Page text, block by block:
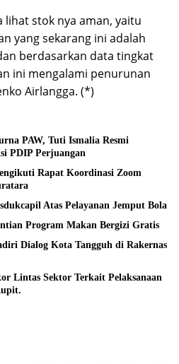
lihat stok nya aman, yaitu
yang sekarang ini adalah
berdasarkan data tingkat
ini mengalami penurunan
Airlangga. (*)
PAW, Tuti Ismalia Resmi
PDIP Perjuangan
Rapat Koordinasi Zoom
Atas Pelayanan Jemput Bola
Program Makan Bergizi Gratis
Dialog Kota Tangguh di Rakernas
Lintas Sektor Terkait Pelaksanaan